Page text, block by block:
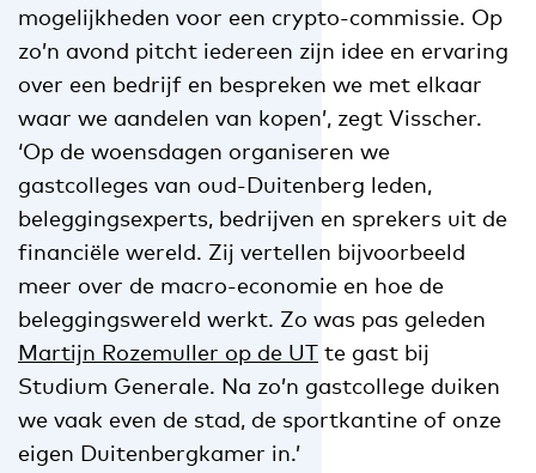
mogelijkheden voor een crypto-commissie. Op
zo’n avond pitcht iedereen zijn idee en ervaring
over een bedrijf en bespreken we met elkaar
waar we aandelen van kopen’, zegt Visscher.
‘Op de woensdagen organiseren we
gastcolleges van oud-Duitenberg leden,
beleggingsexperts, bedrijven en sprekers uit de
financiële wereld. Zij vertellen bijvoorbeeld
meer over de macro-economie en hoe de
beleggingswereld werkt. Zo was pas geleden
Martijn Rozemuller op de UT te gast bij
Studium Generale. Na zo’n gastcollege duiken
we vaak even de stad, de sportkantine of onze
eigen Duitenbergkamer in.’